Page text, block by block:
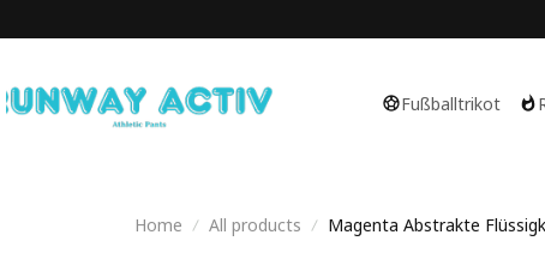
Fußballtrikot
Home All products Magenta Abstrakte